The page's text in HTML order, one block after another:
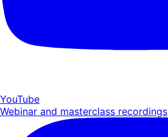
YouTube
Webinar and masterclass recordings